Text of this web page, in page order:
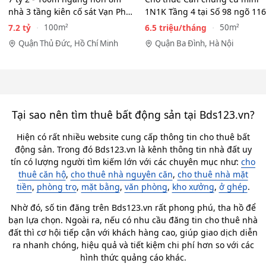
nhà 3 tầng kiên cố sát Vạn Phúc
City - HẺM XE HƠI…
7.2 tỷ
100m²
Quận Thủ Đức, Hồ Chí Minh
1N1K Tầng 4 tại Số 98 ngõ 116
Phan Kế Bính, Ba Đình.…
6.5 triệu/tháng
50m²
Quận Ba Đình, Hà Nội
Tại sao nên tìm thuê bất động sản tại Bds123.vn?
Hiện có rất nhiều website cung cấp thông tin cho thuê bất
động sản. Trong đó Bds123.vn là kênh thông tin nhà đất uy
tín có lượng người tìm kiếm lớn với các chuyên mục như: cho
thuê căn hộ, cho thuê nhà nguyên căn, cho thuê nhà mặt
tiền, phòng trọ, mặt bằng, văn phòng, kho xưởng, ở ghép.
Nhờ đó, số tin đăng trên Bds123.vn rất phong phú, tha hồ để
bạn lựa chọn. Ngoài ra, nếu có nhu cầu đăng tin cho thuê nhà
đất thì cơ hội tiếp cận với khách hàng cao, giúp giao dịch diễn
ra nhanh chóng, hiệu quả và tiết kiệm chi phí hơn so với các
hình thức quảng cáo khác.